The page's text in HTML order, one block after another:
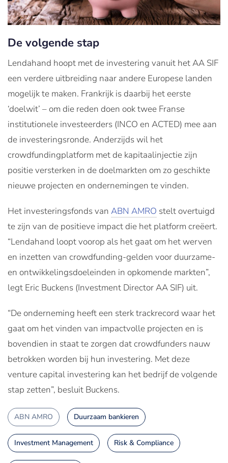
De volgende stap
Lendahand hoopt met de investering vanuit het AA SIF
een verdere uitbreiding naar andere Europese landen
mogelijk te maken. Frankrijk is daarbij het eerste
‘doelwit’ – om die reden doen ook twee Franse
institutionele investeerders (INCO en ACTED) mee aan
de investeringsronde. Anderzijds wil het
crowdfundingplatform met de kapitaalinjectie zijn
positie versterken in de doelmarkten om zo geschikte
nieuwe projecten en ondernemingen te vinden.
Het investeringsfonds van ABN AMRO stelt overtuigd
te zijn van de positieve impact die het platform creëert.
“Lendahand loopt voorop als het gaat om het werven
en inzetten van crowdfunding-gelden voor duurzame-
en ontwikkelingsdoeleinden in opkomende markten”,
legt Eric Buckens (Investment Director AA SIF) uit.
“De onderneming heeft een sterk trackrecord waar het
gaat om het vinden van impactvolle projecten en is
bovendien in staat te zorgen dat crowdfunders nauw
betrokken worden bij hun investering. Met deze
venture capital investering kan het bedrijf de volgende
stap zetten”, besluit Buckens.
ABN AMRO Duurzaam bankieren
Investment Management Risk & Compliance